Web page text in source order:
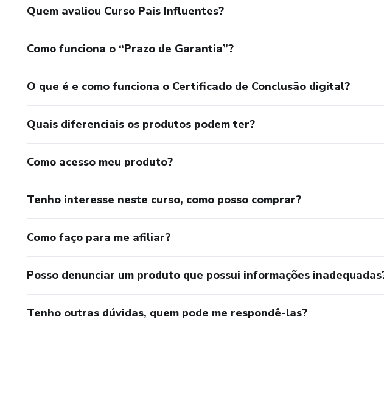
Quem avaliou Curso Pais Influentes?
Como funciona o “Prazo de Garantia”?
O que é e como funciona o Certificado de Conclusão digital?
Quais diferenciais os produtos podem ter?
Como acesso meu produto?
Tenho interesse neste curso, como posso comprar?
Como faço para me afiliar?
Posso denunciar um produto que possui informações
Tenho outras dúvidas, quem pode me respondê-las?